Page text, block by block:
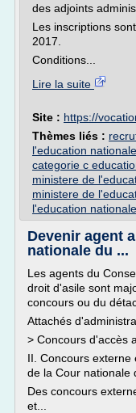
des adjoints
Les inscriptions
2017.
Conditions...
Lire la suite
Site : https://
Thèmes liés :
l'education nationale
categorie c
ministere de
ministere de
l'education
Devenir agent
nationale du ...
Les agents du
droit d'asile sont
concours ou du
Attachés
> Concours d'accès
II. Concours externe
de la Cour nationale
Des concours
et...